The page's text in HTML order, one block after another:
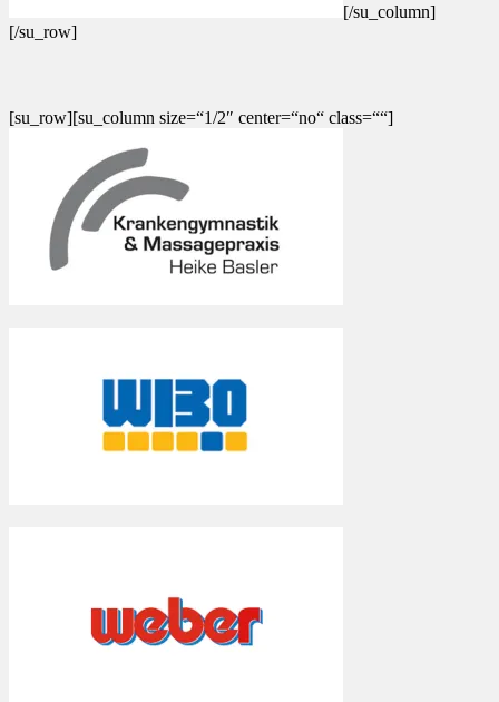
[/su_column]
[/su_row]
[su_row][su_column size=“1/2″ center=“no“ class=““]